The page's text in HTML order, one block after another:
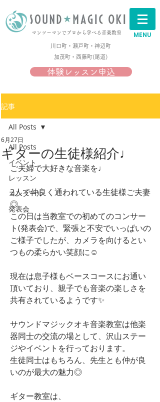
マンツーマンでプロから学べる音楽教室 MENU
川口町・瀬戸町・神辺町
加茂町・西藤町(尾道)​
体験レッスン申込
記事
All Posts
イベント
レッスン
コンクール
発表会
All Posts
ギターの生徒様紹介♩
6月27日
ご夫婦で大好きな音楽を♩
2人で仲良く通われている生徒様ご夫妻
◎
この日は当教室での初めてのコンサー
ト(発表会)で、緊張と不安でいっぱいの
ご様子でしたが、カメラを向けるとい
つもの柔らかい笑顔に☺️
現在は息子様もベースコースにお通い
頂いており、親子でも音楽の楽しさを
共有されているようです✨
サウンドマジックオキ音楽教室は他楽
器同士の交流の場として、沢山ステー
ジやイベントを行っております。
生徒同士はもちろん、先生とも仲が良
いのが最大の魅力◎
ギター教室は、